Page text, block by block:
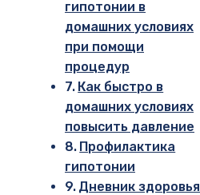
гипотонии в
домашних условиях
при помощи
процедур
Как быстро в
домашних условиях
повысить давление
Профилактика
гипотонии
Дневник здоровья